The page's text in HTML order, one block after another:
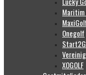
Maritim
Onegolf
XOGOLF